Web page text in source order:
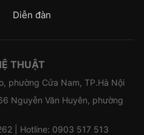
Diễn đàn
THUẬT
phường Cửa Nam, TP.Hà Nội
Nguyễn Văn Huyên, phường
| Hotline: 0903 517 513